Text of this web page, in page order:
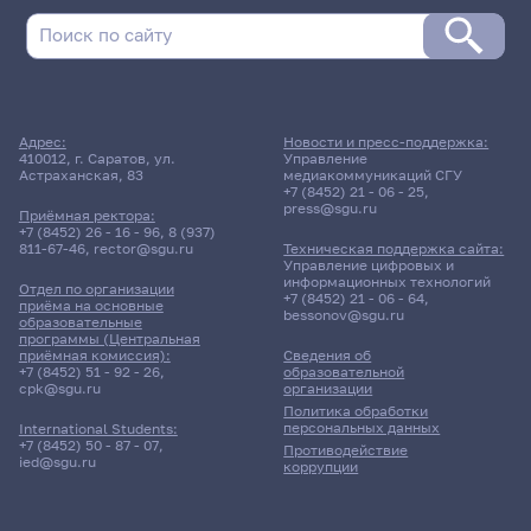
Александровна
Консультация
Математический анализ
141гр., Экономический фак-т
В/о
12 корпус, 430 комната
9 июня 2026 г. 17:20
Математический анализ
Адрес:
410012, г. Саратов, ул.
Астраханская, 83
Приёмная ректора:
+7 (8452) 26 - 16 - 96, 8 (937)
811-67-46, rector@sgu.ru
Отдел по организации
приёма на основные
образовательные
программы (Центральная
приёмная комиссия):
+7 (8452) 51 - 92 - 26,
cpk@sgu.ru
International Students:
+7 (8452) 50 - 87 - 07,
ied@sgu.ru
Сведения об
образовательной
организации
Политика обработки
персональных данных
Противодействие
коррупции
Новости и пресс-поддержка:
Управление
медиакоммуникаций СГУ
+7 (8452) 21 - 06 - 25,
press@sgu.ru
Техническая поддержка сайта:
Управление цифровых и
информационных технологий
+7 (8452) 21 - 06 - 64,
bessonov@sgu.ru